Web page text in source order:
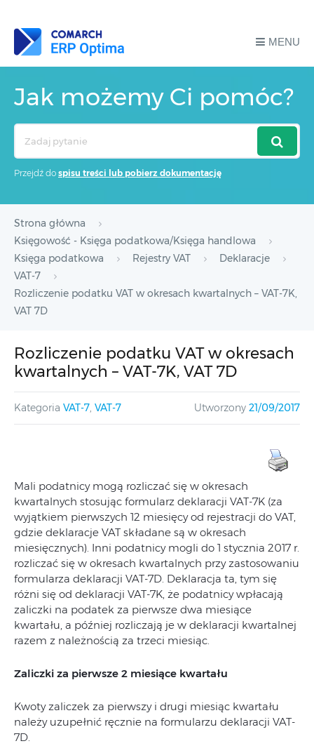
MENU
Jak możemy Ci pomóc?
Przejdź do spisu treści lub pobierz dokumentację
Strona główna
Księgowość - Księga podatkowa/Księga handlowa
Księga podatkowa
Rejestry VAT
Deklaracje
VAT-7
Rozliczenie podatku VAT w okresach kwartalnych – VAT-7K,
VAT 7D
Rozliczenie podatku VAT w okresach
kwartalnych – VAT-7K, VAT 7D
Kategoria VAT-7, VAT-7 Utworzony 21/09/2017
Mali podatnicy mogą rozliczać się w okresach
kwartalnych stosując formularz deklaracji VAT-7K (za
wyjątkiem pierwszych 12 miesięcy od rejestracji do VAT,
gdzie deklaracje VAT składane są w okresach
miesięcznych). Inni podatnicy mogli do 1 stycznia 2017 r.
rozliczać się w okresach kwartalnych przy zastosowaniu
formularza deklaracji VAT-7D. Deklaracja ta, tym się
różni się od deklaracji VAT-7K, że podatnicy wpłacają
zaliczki na podatek za pierwsze dwa miesiące
kwartału, a później rozliczają je w deklaracji kwartalnej
razem z należnością za trzeci miesiąc.
Zaliczki za pierwsze 2 miesiące kwartału
Kwoty zaliczek za pierwszy i drugi miesiąc kwartału
należy uzupełnić ręcznie na formularzu deklaracji VAT-
7D.